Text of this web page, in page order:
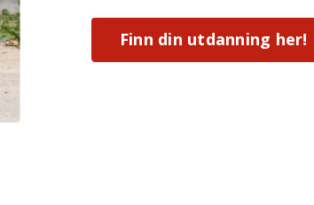
Finn din utdanning her!